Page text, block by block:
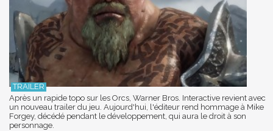
Après un rapide topo sur les Orcs, Warner Bros. Interactive revient avec
un nouveau trailer du jeu. Aujourd'hui, l'éditeur rend hommage à Mike
Forgey, décédé pendant le développement, qui aura le droit à son
personnage.